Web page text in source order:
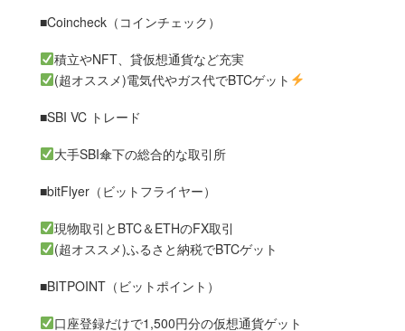
■Coincheck（コインチェック）
積立やNFT、貸仮想通貨など充実
(超オススメ)電気代やガス代でBTCゲット
■SBI VC トレード
大手SBI傘下の総合的な取引所
■bitFlyer（ビットフライヤー）
現物取引とBTC＆ETHのFX取引
(超オススメ)ふるさと納税でBTCゲット
■BITPOINT（ビットポイント）
口座登録だけで1,500円分の仮想通貨ゲット